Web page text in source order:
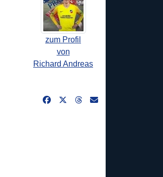
zum Profil
von
Richard Andreas